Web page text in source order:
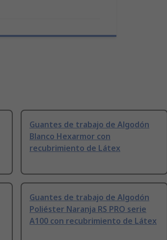
Guantes de trabajo de Algodón
Blanco Hexarmor con
recubrimiento de Látex
Guantes de trabajo de Algodón
Poliéster Naranja RS PRO serie
A100 con recubrimiento de Látex